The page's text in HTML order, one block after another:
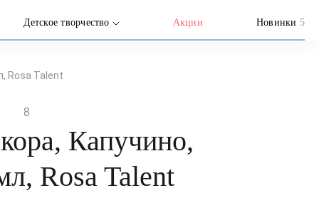
Детское творчество Акции Новинки 5
Rosa Talent
8
Капучино,
Rosa Talent